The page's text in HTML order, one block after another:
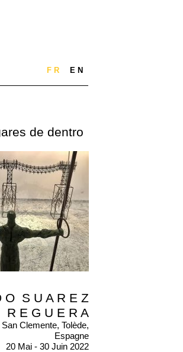
O S U A R E Z
R E G U E R A
Clemente, Tolède,
Espagne
20 Mai - 30 Juin 2022
de dentro
F R E N